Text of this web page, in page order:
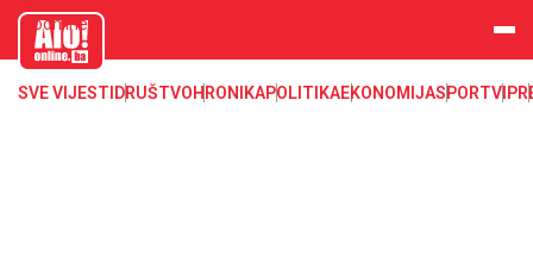
aloonline.b
SVE VIJESTI DRUŠTVOHRONIKAPOLITIKAEKONOMIJASPORTVIP